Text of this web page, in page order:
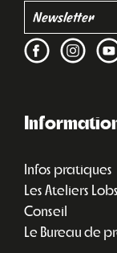
Infos pratiques
Les Ateliers
Conseil
Le Bureau de